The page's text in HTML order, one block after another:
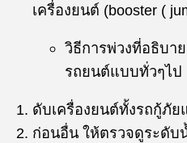
เครื่องยนต์ (booster (
วิธีการพ่วงที่อธิบา
รถยนต์แบบทั่วๆไป
ดับเครื่องยนต์ทั้งรถกู้ภั
ก่อนอื่น ให้ตรวจดูระดับ